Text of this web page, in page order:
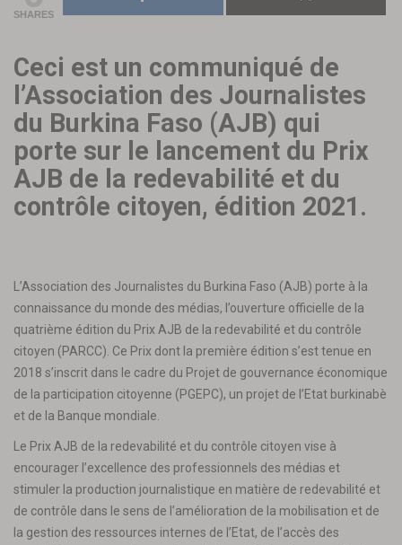
SHARES
Ceci est un communiqué de
l’Association des Journalistes
du Burkina Faso (AJB) qui
porte sur le lancement du Prix
AJB de la redevabilité et du
contrôle citoyen, édition 2021.
L’Association des Journalistes du Burkina Faso (AJB) porte à la
connaissance du monde des médias, l’ouverture officielle de la
quatrième édition du Prix AJB de la redevabilité et du contrôle
citoyen (PARCC). Ce Prix dont la première édition s’est tenue en
2018 s’inscrit dans le cadre du Projet de gouvernance économique
de la participation citoyenne (PGEPC), un projet de l’Etat burkinabè
et de la Banque mondiale.
Le Prix AJB de la redevabilité et du contrôle citoyen vise à
encourager l’excellence des professionnels des médias et
stimuler la production journalistique en matière de redevabilité et
de contrôle dans le sens de l’amélioration de la mobilisation et de
la gestion des ressources internes de l’Etat, de l’accès des